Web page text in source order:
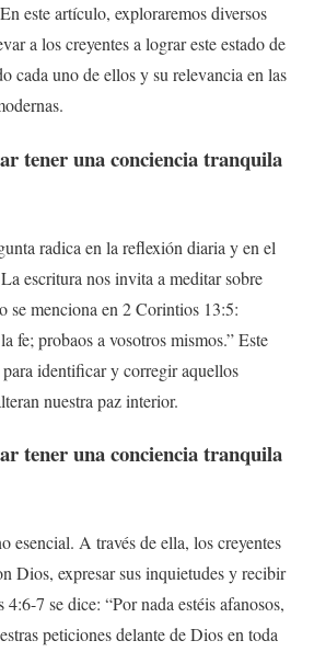
este artículo, exploraremos diversos
a los creyentes a lograr este estado de
cada uno de ellos y su relevancia en las
tener unaconciencia tranquila
radica en la reflexión diaria y en el
escritura nos invita a meditar sobre
se menciona en 2 Corintios 13:5:
fe; probaos a vosotros mismos.” Este
identificar y corregir aquellos
nuestra paz interior.
tener unaconciencia tranquila
esencial. A través de ella, los creyentes
Dios, expresar sus inquietudes y recibir
7 se dice: “Por nada estéis afanosos,
peticiones delante de Dios en toda